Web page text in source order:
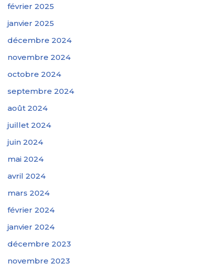
février 2025
janvier 2025
décembre 2024
novembre 2024
octobre 2024
septembre 2024
août 2024
juillet 2024
juin 2024
mai 2024
avril 2024
mars 2024
février 2024
janvier 2024
décembre 2023
novembre 2023